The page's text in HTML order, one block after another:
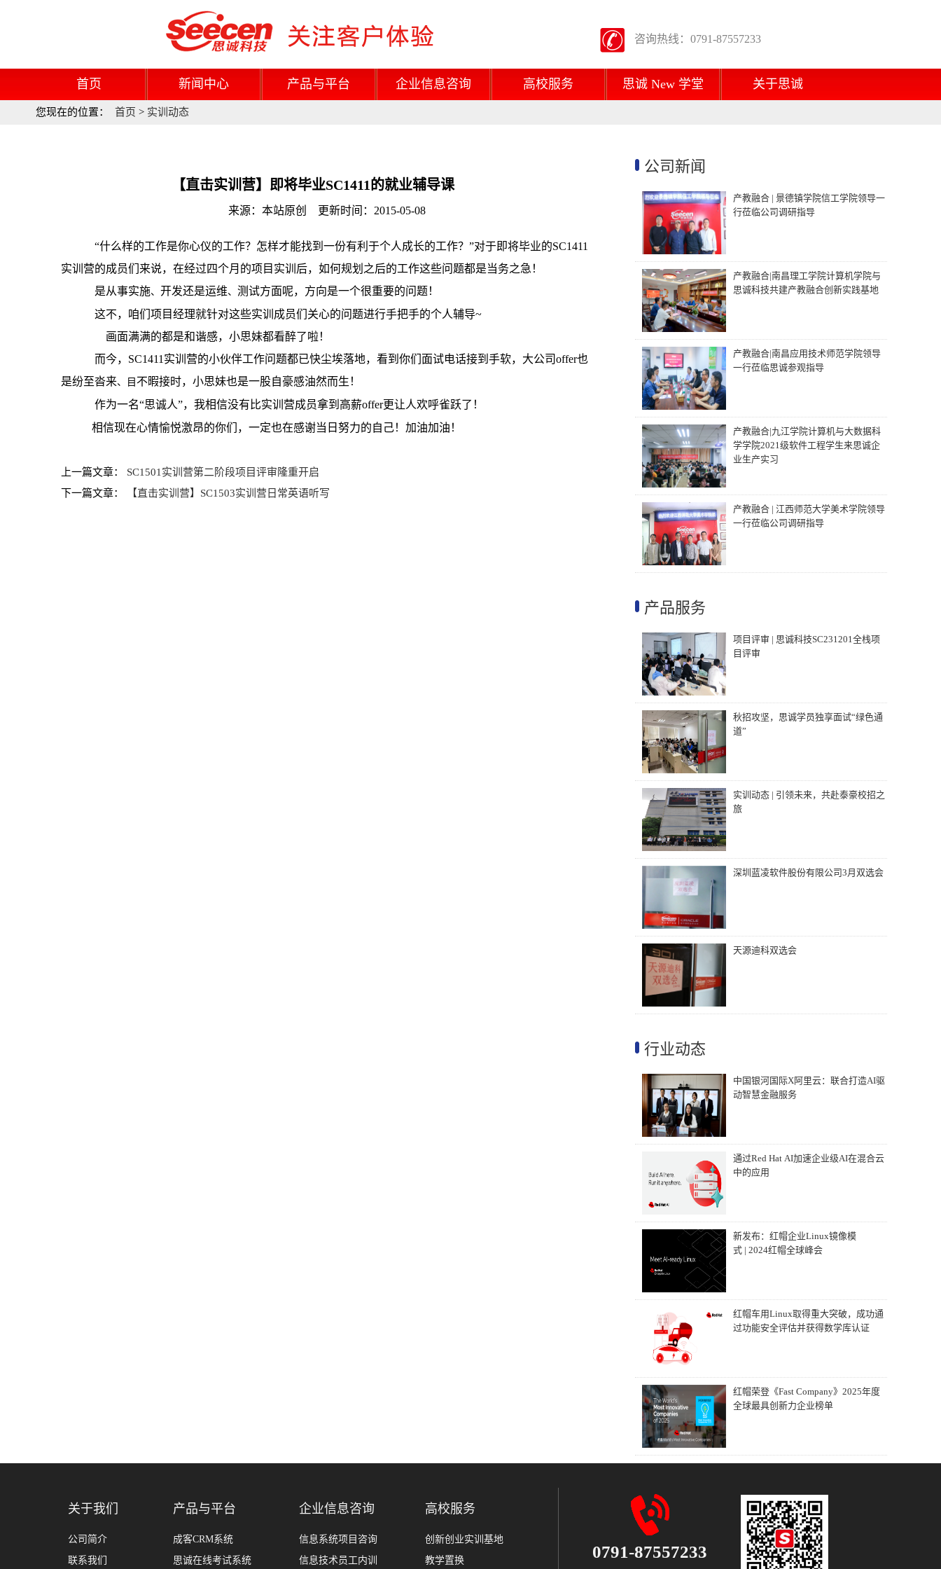
咨询热线：0791-87557233
首页 新闻中心 产品与平台 企业信息咨询 高校服务 思诚 New 学堂 关于思诚
您现在的位置： 首页 > 实训动态
【直击实训营】即将毕业SC1411的就业辅导课
来源：本站原创 更新时间：2015-05-08
“什么样的工作是你心仪的工作？怎样才能找到一份有利于个人成长的工作？”对于即将毕业的SC1411
实训营的成员们来说，在经过四个月的项目实训后，如何规划之后的工作这些问题都是当务之急！
是从事实施、 开发还是运维、 测试方面呢，方向是一个很重要的问题！
这不，咱们项目经理就针对这些实训成员们关心的问题进行手把手的个人辅导~
画面满满的都是和谐感，小思妹都看醉了啦！
而今，SC1411实训营的小伙伴工作问题都已快尘埃落地，看到你们面试电话接到手软，大公司offer也
是纷至沓来、目 不暇接时，小思妹也是一股自豪感油然而生！
作为一名“思诚人”，我相信没有比实训营成员拿到高薪offer更让人欢呼雀跃了！
相信现在心情愉悦激昂的你们，一定也在感谢当日努力的自己！加油加油！
上一篇文章： SC1501实训营第二阶段项目评审隆重开启
下一篇文章：
【直击实训营】SC1503实训营日常英语听写
公司新闻
产教融合 | 景德镇学院信工学院领导一
行莅临公司调研指导
产教融合|南昌理工学院计算机学院与
思诚科技共建产教融合创新实践基地
产教融合|南昌应用技术师范学院领导
一行莅临思诚参观指导
产教融合|九江学院计算机与大数据科
学学院2021级软件工程学生来思诚企
业生产实习
产教融合 | 江西师范大学美术学院领导
一行莅临公司调研指导
产品服务
项目评审 | 思诚科技SC231201全栈项
目评审
秋招攻坚，思诚学员独享面试“绿色通
道”
实训动态 | 引领未来，共赴泰豪校招之
旅
深圳蓝凌软件股份有限公司3月双选会
天源迪科双选会
行业动态
中国银河国际X阿里云：联合打造AI驱
动智慧金融服务
通过Red Hat AI加速企业级AI在混合云
中的应用
新发布：红帽企业Linux镜像模
式 | 2024红帽全球峰会
红帽车用Linux取得重大突破，成功通
过功能安全评估并获得数学库认证
红帽荣登《Fast Company》2025年度
全球最具创新力企业榜单
关于我们
公司简介
联系我们
产品与平台
成客CRM系统
思诚在线考试系统
企业信息咨询
信息系统项目咨询
信息技术员工内训
高校服务
创新创业实训基地
教学置换
0791-87557233